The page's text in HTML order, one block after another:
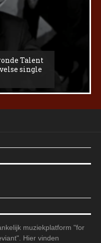
Talent
single
muziekplatform "for
Hier vinden